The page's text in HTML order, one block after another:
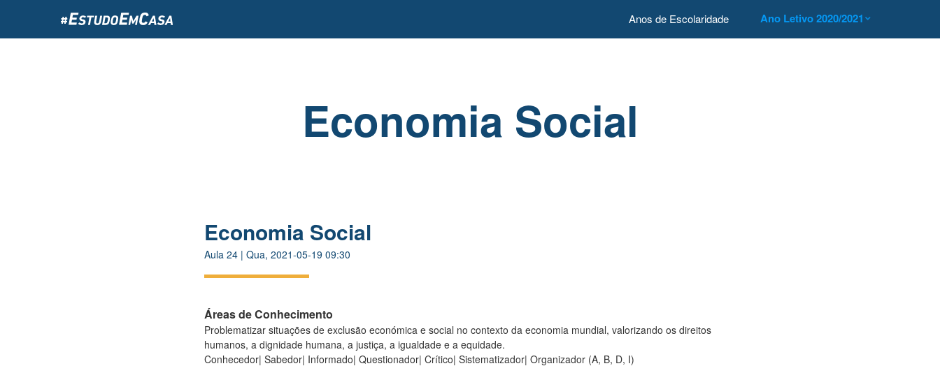
o
Anos de Escolaridade Ano Letivo 2020/2021
Economia Social
Economia Social
Aula 24 | Qua, 2021-05-19 09:30
Áreas de Conhecimento
Problematizar situações de exclusão económica e social no contexto da economia mundial, valorizando os direitos
humanos, a dignidade humana, a justiça, a igualdade e a equidade.
Conhecedor| Sabedor| Informado| Questionador| Crítico| Sistematizador| Organizador (A, B, D, I)